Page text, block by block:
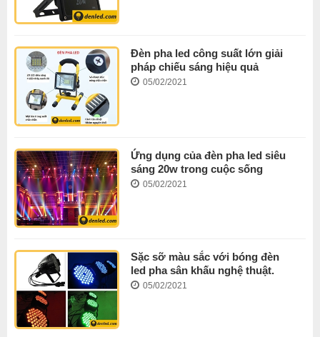
Đèn pha led công suất lớn giải
pháp chiếu sáng hiệu quả
05/02/2021
Ứng dụng của đèn pha led siêu
sáng 20w trong cuộc sống
05/02/2021
Sặc sỡ màu sắc với bóng đèn
led pha sân khấu nghệ thuật.
05/02/2021